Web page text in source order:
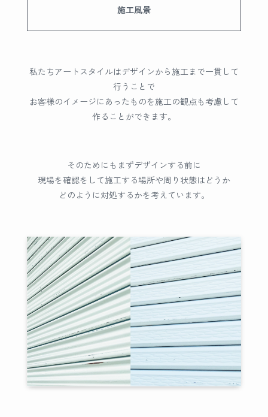
施工風景
私たちアートスタイルはデザインから施工まで一貫して
行うことで
お客様のイメージにあったものを施工の観点も考慮して
作ることができます。
そのためにもまずデザインする前に
現場を確認をして施工する場所や周り状態はどうか
どのように対処するかを考えています。